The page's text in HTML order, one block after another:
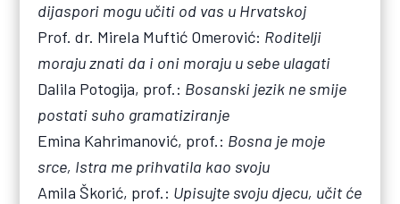
dijaspori mogu učiti od vas u Hrvatskoj
Prof. dr. Mirela Muftić Omerović: Roditelji
moraju znati da i oni moraju u sebe ulagati
Dalila Potogija, prof.: Bosanski jezik ne smije
postati suho gramatiziranje
Emina Kahrimanović, prof.: Bosna je moje
srce, Istra me prihvatila kao svoju
Amila Škorić, prof.: Upisujte svoju djecu, učit će